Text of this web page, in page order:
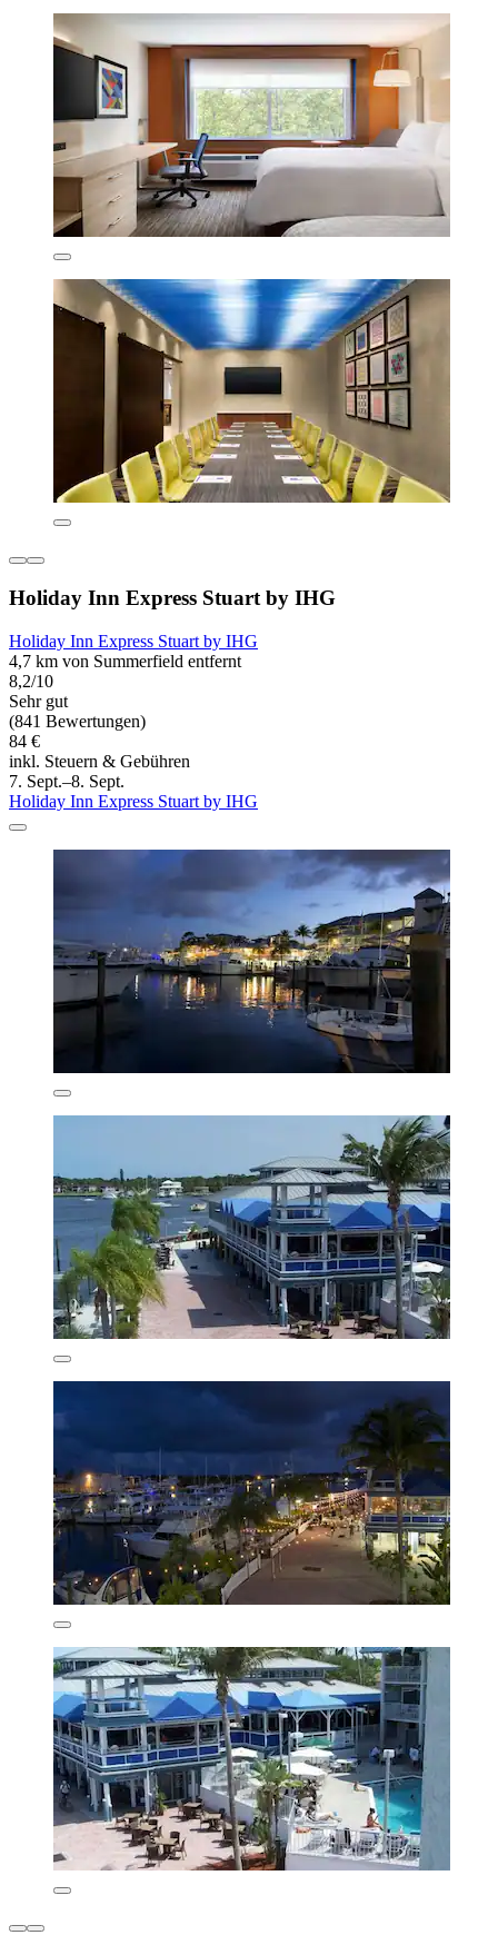
Holiday Inn Express Stuart by IHG
Holiday Inn Express Stuart by IHG
4,7 km von Summerfield entfernt
8,2/10
Sehr gut
(841 Bewertungen)
84 €
inkl. Steuern & Gebühren
7. Sept.–8. Sept.
Holiday Inn Express Stuart by IHG